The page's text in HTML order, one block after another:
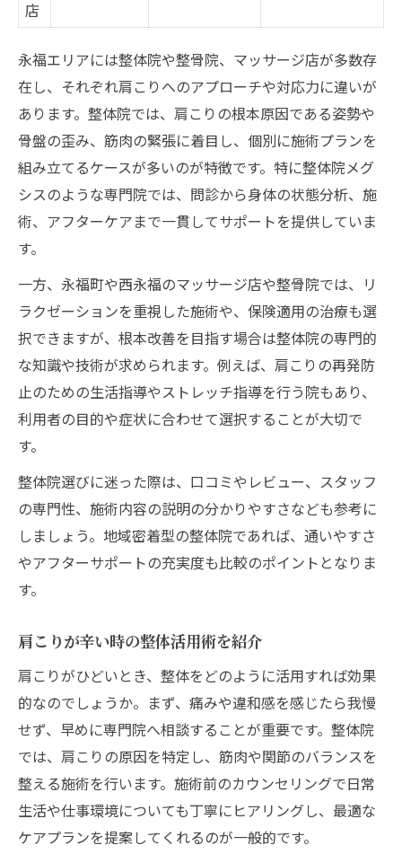
店
永福エリアには整体院や整骨院、マッサージ店が多数存
在し、それぞれ肩こりへのアプローチや対応力に違いが
あります。整体院では、肩こりの根本原因である姿勢や
骨盤の歪み、筋肉の緊張に着目し、個別に施術プランを
組み立てるケースが多いのが特徴です。特に整体院メグ
シスのような専門院では、問診から身体の状態分析、施
術、アフターケアまで一貫してサポートを提供していま
す。
一方、永福町や西永福のマッサージ店や整骨院では、リ
ラクゼーションを重視した施術や、保険適用の治療も選
択できますが、根本改善を目指す場合は整体院の専門的
な知識や技術が求められます。例えば、肩こりの再発防
止のための生活指導やストレッチ指導を行う院もあり、
利用者の目的や症状に合わせて選択することが大切で
す。
整体院選びに迷った際は、口コミやレビュー、スタッフ
の専門性、施術内容の説明の分かりやすさなども参考に
しましょう。地域密着型の整体院であれば、通いやすさ
やアフターサポートの充実度も比較のポイントとなりま
す。
肩こりが辛い時の整体活用術を紹介
肩こりがひどいとき、整体をどのように活用すれば効果
的なのでしょうか。まず、痛みや違和感を感じたら我慢
せず、早めに専門院へ相談することが重要です。整体院
では、肩こりの原因を特定し、筋肉や関節のバランスを
整える施術を行います。施術前のカウンセリングで日常
生活や仕事環境についても丁寧にヒアリングし、最適な
ケアプランを提案してくれるのが一般的です。